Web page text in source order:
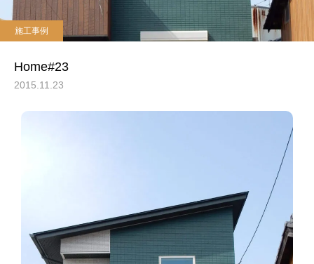
施工事例
Home#23
2015.11.23